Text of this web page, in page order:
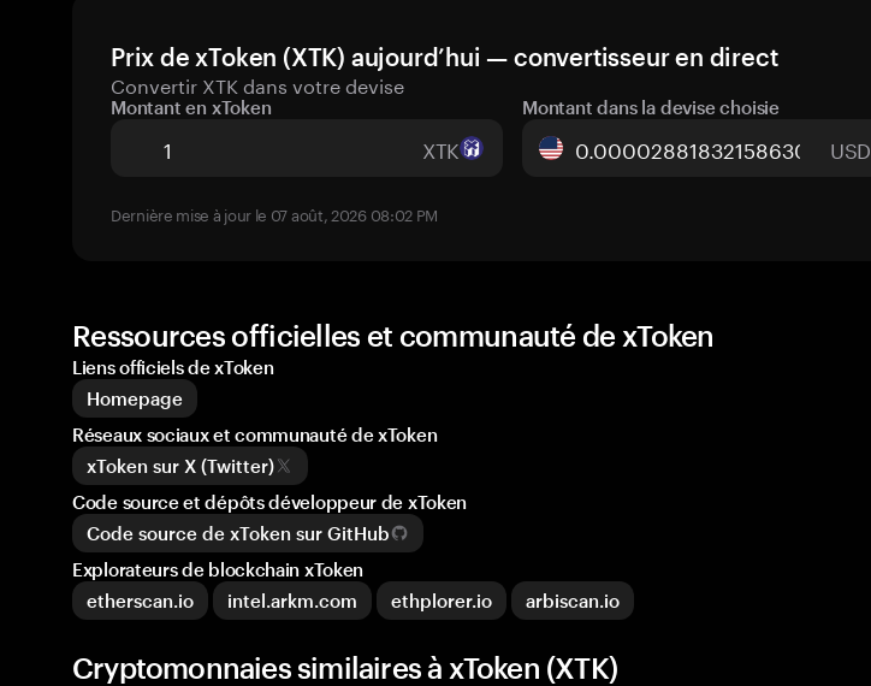
Prix de xToken (XTK) aujourd’hui — convertisseur en direct
Convertir XTK dans votre devise
Montant en xToken
XTK
Montant dans la devise choisie
USD
Dernière mise à jour le 07 août, 2026 08:02 PM
Ressources officielles et communauté de xToken
Liens officiels de xToken
Homepage
Réseaux sociaux et communauté de xToken
xToken sur X (Twitter)
Code source et dépôts développeur de xToken
Code source de xToken sur GitHub
Explorateurs de blockchain xToken
etherscan.io
intel.arkm.com ethplorer.io arbiscan.io
Cryptomonnaies similaires à xToken (XTK)